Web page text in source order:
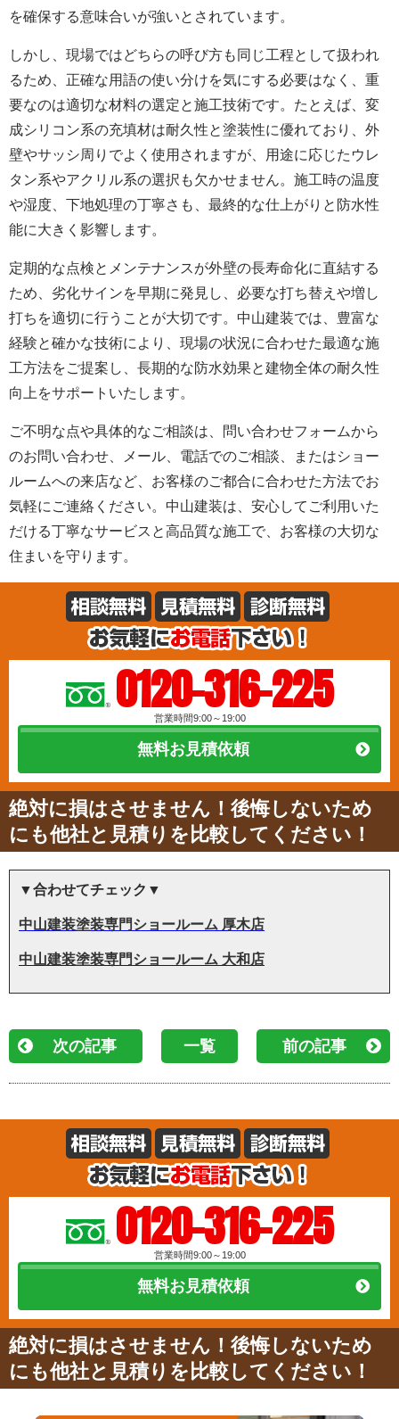
を確保する意味合いが強いとされています。
しかし、現場ではどちらの呼び方も同じ工程として扱われ
るため、正確な用語の使い分けを気にする必要はなく、重
要なのは適切な材料の選定と施工技術です。たとえば、変
成シリコン系の充填材は耐久性と塗装性に優れており、外
壁やサッシ周りでよく使用されますが、用途に応じたウレ
タン系やアクリル系の選択も欠かせません。施工時の温度
や湿度、下地処理の丁寧さも、最終的な仕上がりと防水性
能に大きく影響します。
定期的な点検とメンテナンスが外壁の長寿命化に直結する
ため、劣化サインを早期に発見し、必要な打ち替えや増し
打ちを適切に行うことが大切です。中山建装では、豊富な
経験と確かな技術により、現場の状況に合わせた最適な施
工方法をご提案し、長期的な防水効果と建物全体の耐久性
向上をサポートいたします。
ご不明な点や具体的なご相談は、問い合わせフォームから
のお問い合わせ、メール、電話でのご相談、またはショー
ルームへの来店など、お客様のご都合に合わせた方法でお
気軽にご連絡ください。中山建装は、安心してご利用いた
だける丁寧なサービスと高品質な施工で、お客様の大切な
住まいを守ります。
0120-316-225
営業時間9:00～19:00
無料お見積依頼
絶対に損はさせません！後悔しないため
にも他社と見積りを比較してください！
▼合わせてチェック▼
中山建装塗装専門ショールーム 厚木店
中山建装塗装専門ショールーム 大和店
次の記事 一覧 前の記事
0120-316-225
営業時間9:00～19:00
無料お見積依頼
絶対に損はさせません！後悔しないため
にも他社と見積りを比較してください！